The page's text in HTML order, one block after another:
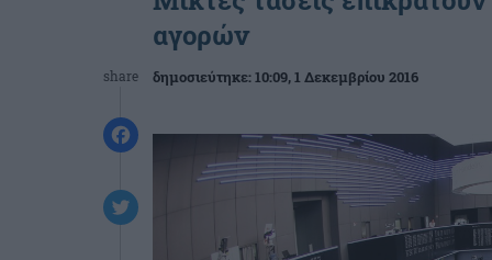
share
αγορών
δημοσιεύτηκε:10:09, 1 Δεκεμβρίου 2016